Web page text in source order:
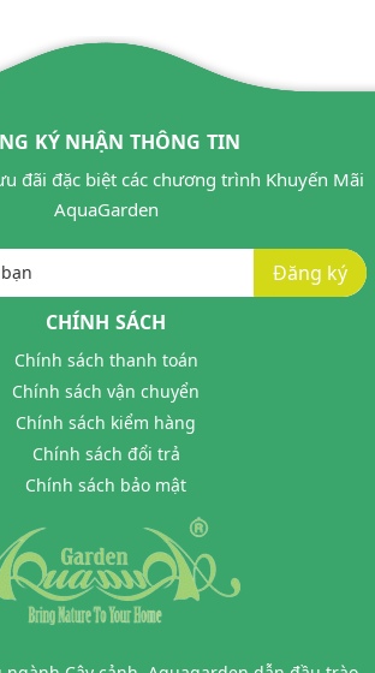
KÝ NHẬN THÔNG TIN
đãi đặc biệt các chương trình Khuyến Mãi
AquaGarden
Đăng ký
CHÍNH SÁCH
Chính sách thanh toán
Chính sách vận chuyển
Chính sách kiểm hàng
Chính sách đổi trả
Chính sách bảo mật